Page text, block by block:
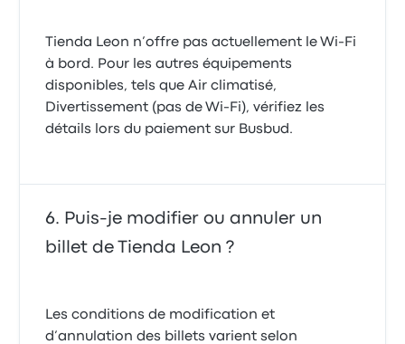
Tienda Leon n’offre pas actuellement le Wi-Fi
à bord. Pour les autres équipements
disponibles, tels que Air climatisé,
Divertissement (pas de Wi-Fi), vérifiez les
détails lors du paiement sur Busbud.
Puis-je modifier ou annuler un
billet de Tienda Leon ?
Les conditions de modification et
d’annulation des billets varient selon